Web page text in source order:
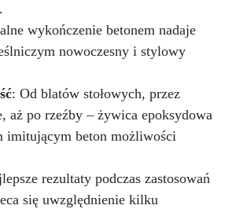
wykończenie betonem nadaje
nowoczesny i stylowy
: Od blatów stołowych, przez
aż po rzeźby – żywica epoksydowa
imitującym beton możliwości
rezultaty podczas zastosowań
się uwzględnienie kilku